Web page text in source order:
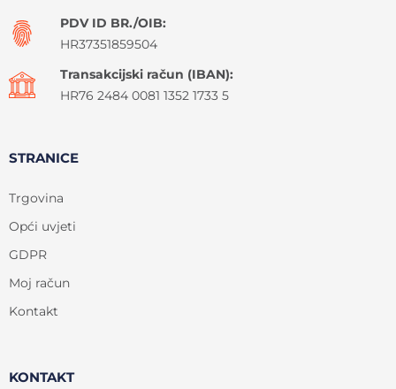
PDV ID BR./OIB:
HR37351859504
Transakcijski račun (IBAN):
HR76 2484 0081 1352 1733 5
STRANICE
Trgovina
Opći uvjeti
GDPR
Moj račun
Kontakt
KONTAKT